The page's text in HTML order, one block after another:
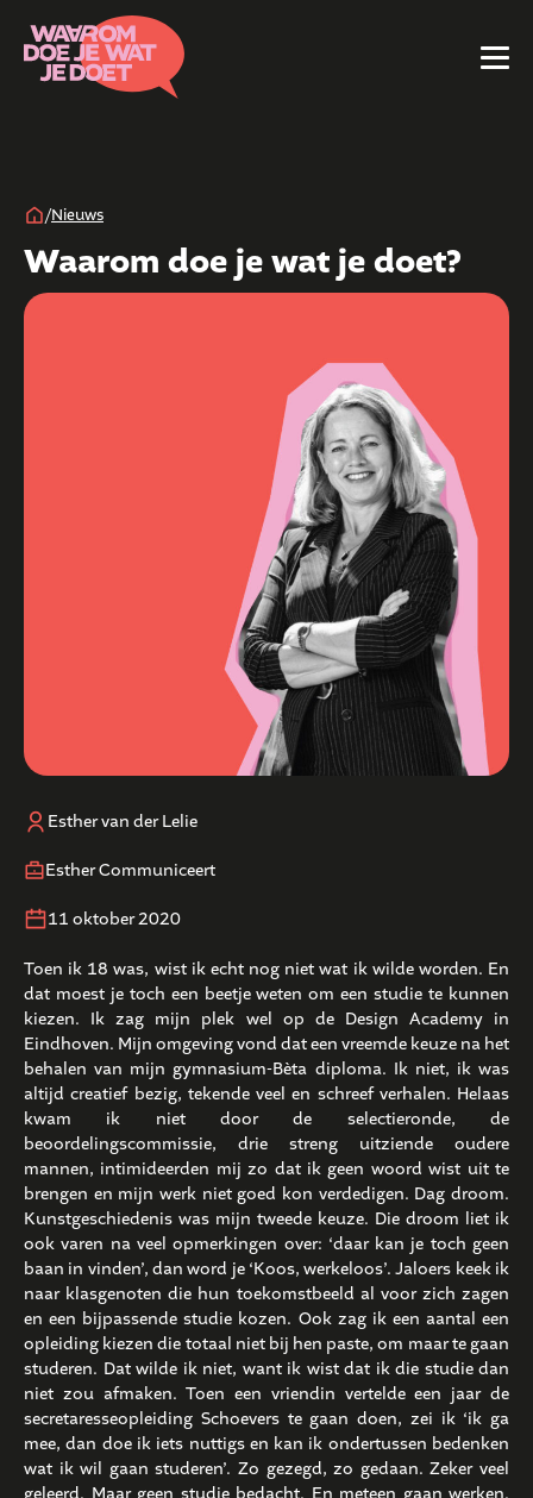
/Nieuws
Waarom doe je wat je doet?
Esther van der Lelie
Esther Communiceert
11 oktober 2020
Toen ik 18 was, wist ik echt nog niet wat ik wilde worden. En
dat moest je toch een beetje weten om een studie te kunnen
kiezen. Ik zag mijn plek wel op de Design Academy in
Eindhoven. Mijn omgeving vond dat een vreemde keuze na het
behalen van mijn gymnasium-Bèta diploma. Ik niet, ik was
altijd creatief bezig, tekende veel en schreef verhalen. Helaas
kwam ik niet door de selectieronde, de
beoordelingscommissie, drie streng uitziende oudere
mannen, intimideerden mij zo dat ik geen woord wist uit te
brengen en mijn werk niet goed kon verdedigen. Dag droom.
Kunstgeschiedenis was mijn tweede keuze. Die droom liet ik
ook varen na veel opmerkingen over: ‘daar kan je toch geen
baan in vinden’, dan word je ‘Koos, werkeloos’. Jaloers keek ik
naar klasgenoten die hun toekomstbeeld al voor zich zagen
en een bijpassende studie kozen. Ook zag ik een aantal een
opleiding kiezen die totaal niet bij hen paste, om maar te gaan
studeren. Dat wilde ik niet, want ik wist dat ik die studie dan
niet zou afmaken. Toen een vriendin vertelde een jaar de
secretaresseopleiding Schoevers te gaan doen, zei ik ‘ik ga
mee, dan doe ik iets nuttigs en kan ik ondertussen bedenken
wat ik wil gaan studeren’. Zo gezegd, zo gedaan. Zeker veel